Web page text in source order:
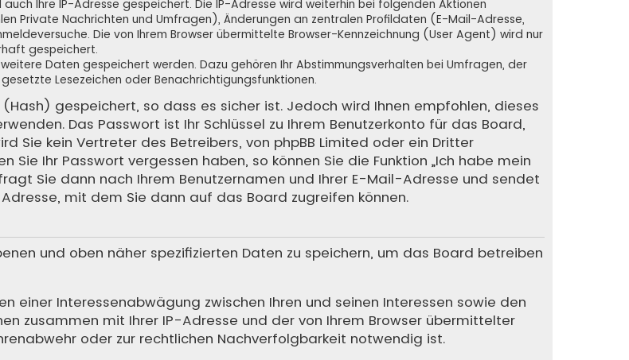
Ihre IP-Adresse gespeichert. Die IP-Adresse wird weiterhin bei folgenden Aktionen
Private Nachrichten und Umfragen), Änderungen an zentralen Profildaten (E-Mail-Adresse,
Die von Ihrem Browser übermittelte Browser-Kennzeichnung (User Agent) wird nur
gespeichert.
Daten gespeichert werden. Dazu gehören Ihr Abstimmungsverhalten bei Umfragen, der
Lesezeichen oder Benachrichtigungsfunktionen.
gespeichert, so dass es sicher ist. Jedoch wird Ihnen empfohlen, dieses
Das Passwort ist Ihr Schlüssel zu Ihrem Benutzerkonto für das Board,
Sie kein Vertreter des Betreibers, von phpBB Limited oder ein Dritter
Ihr Passwort vergessen haben, so können Sie die Funktion „Ich habe mein
Sie dann nach Ihrem Benutzernamen und Ihrer E-Mail-Adresse und sendet
mit dem Sie dann auf das Board zugreifen können.
und oben näher spezifizierten Daten zu speichern, um das Board betreiben
einer Interessenabwägung zwischen Ihren und seinen Interessen sowie den
zusammen mit Ihrer IP-Adresse und der von Ihrem Browser übermittelter
oder zur rechtlichen Nachverfolgbarkeit notwendig ist.